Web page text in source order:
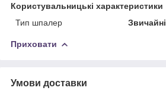
Користувальницькі характеристики
Тип шпалер
Звичайні
Приховати
Умови доставки